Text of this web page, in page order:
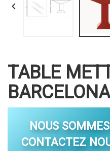

TABLE
NOUS
CONTACTEZ